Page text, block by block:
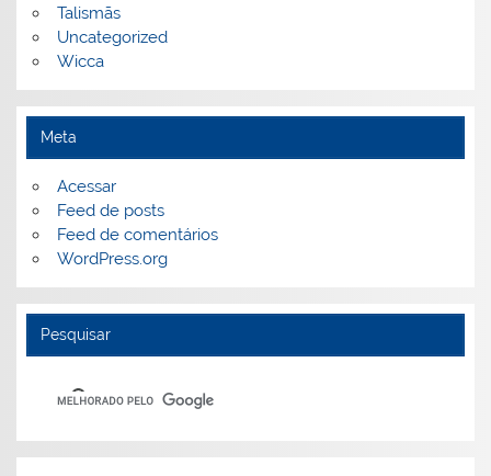
Talismãs
Uncategorized
Wicca
Meta
Acessar
Feed de posts
Feed de comentários
WordPress.org
Pesquisar